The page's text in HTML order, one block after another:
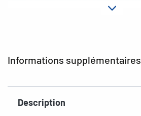
Informations supplémentaires
Description